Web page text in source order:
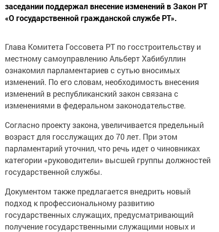
заседании поддержал внесение изменений в Закон РТ
«О государственной гражданской службе РТ».
Глава Комитета Госсовета РТ по госстроительству и
местному самоуправлению Альберт Хабибуллин
ознакомил парламентариев с сутью вносимых
изменений. По его словам, необходимость внесения
изменений в республиканский закон связана с
изменениями в федеральном законодательстве.
Согласно проекту закона, увеличивается предельный
возраст для госслужащих до 70 лет. При этом
парламентарий уточнил, что речь идет о чиновниках
категории «руководители» высшей группы должностей
государственной службы.
Документом также предлагается внедрить новый
подход к профессиональному развитию
государственных служащих, предусматривающий
получение государственными служащими новых и